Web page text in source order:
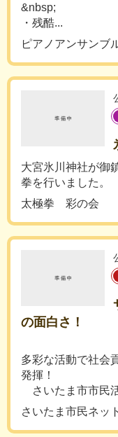
&nbsp;
・残酷...
ピアノアンサンブ
大宮氷川神社が御
拳を行いました。
太極拳 彩の会
の面白さ！
多彩な活動で社会
発揮！
さいたま市市民
さいたま市民ネッ